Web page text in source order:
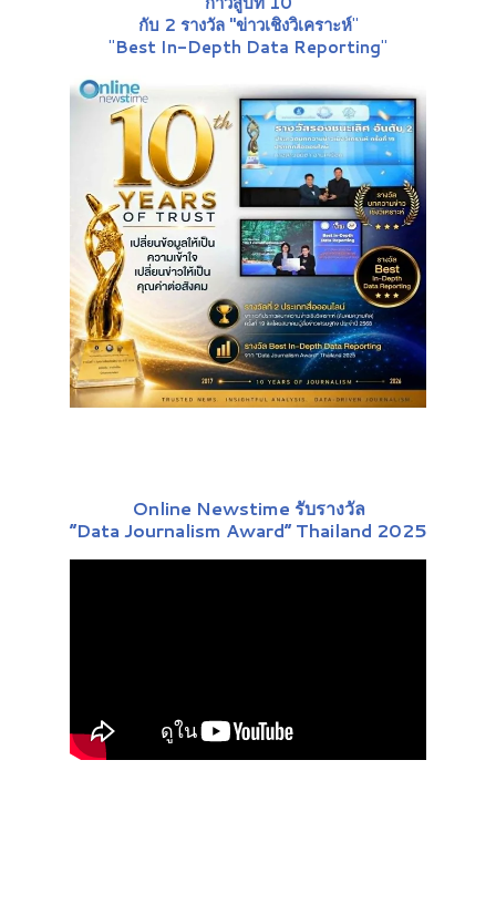
กับ 2 รางวัล "ข่าวเชิงวิเคราะห์"
"Best In-Depth Data Reporting"
Online Newstime รับรางวัล
“Data Journalism Award” Thailand 2025